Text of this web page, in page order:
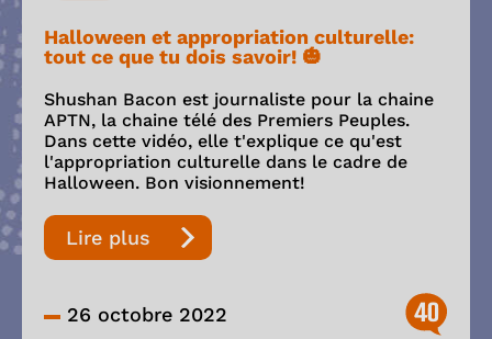
Halloween et appropriation culturelle:
tout ce que tu dois savoir! 🎃
Shushan Bacon est journaliste pour la chaine
APTN, la chaine télé des Premiers Peuples.
Dans cette vidéo, elle t'explique ce qu'est
l'appropriation culturelle dans le cadre de
Halloween. Bon visionnement!
Lire plus
26 octobre 2022 40